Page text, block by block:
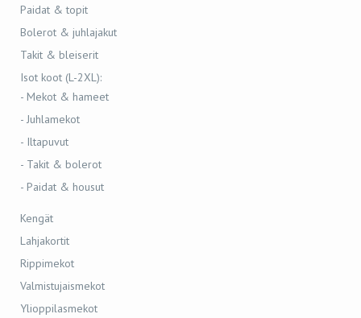
Paidat & topit
Bolerot & juhlajakut
Takit & bleiserit
Isot koot (L-2XL):
- Mekot & hameet
- Juhlamekot
- Iltapuvut
- Takit & bolerot
- Paidat & housut
Kengät
Lahjakortit
Rippimekot
Valmistujaismekot
Ylioppilasmekot